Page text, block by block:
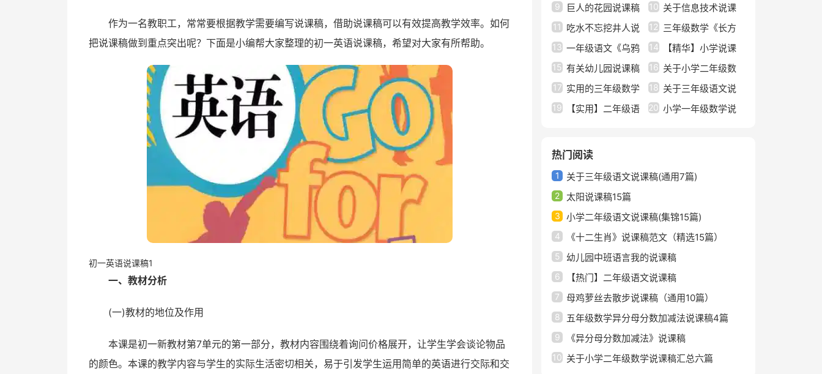
作为一名教职工，常常要根据教学需要编写说课稿，借助说课稿可以有效提高教学效率。如何
把说课稿做到重点突出呢？下面是小编帮大家整理的初一英语说课稿，希望对大家有所帮助。
初一英语说课稿1
一、教材分析
(一)教材的地位及作用
本课是初一新教材第7单元的第一部分，教材内容围绕着询问价格展开，让学生学会谈论物品
的颜色。本课的教学内容与学生的实际生活密切相关，易于引发学生运用简单的英语进行交际和交
编八篇
编十篇
9
巨人的花园说课稿
模板合集六篇
10 关于信息技术说课
稿模板五篇
11
吃水不忘挖井人说
课稿
12 三年级数学《长方
形正方形面积计算》说
课稿
13 一年级语文《乌鸦
喝水》说课稿
14
【精华】小学说课
稿范文合集六篇
15 有关幼儿园说课稿
大班语言模板汇总五篇
16 关于小学二年级数
学说课稿汇总六篇
17 实用的三年级数学
说课稿模板集合7篇
18 关于三年级语文说
课稿范文集锦六篇
19
【实用】二年级语
20 小学一年级数学说
热门阅读
1 关于三年级语文说课稿(通用7篇)
2 太阳说课稿15篇
3 小学二年级语文说课稿(集锦15篇)
4 《十二生肖》说课稿范文（精选15篇）
5 幼儿园中班语言我的说课稿
6 【热门】二年级语文说课稿
7 母鸡萝丝去散步说课稿（通用10篇）
8 五年级数学异分母分数加减法说课稿4篇
9 《异分母分数加减法》说课稿
10 关于小学二年级数学说课稿汇总六篇